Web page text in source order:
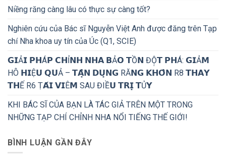
Niềng răng càng lâu có thực sự càng tốt?
Nghiên cứu của Bác sĩ Nguyễn Việt Anh được đăng trên Tạp
chí Nha khoa uy tín của Úc (Q1, SCIE)
𝗚𝗜Ả𝗜 𝗣𝗛Á𝗣 𝗖𝗛Ỉ𝗡𝗛 𝗡𝗛𝗔 𝗕Ả𝗢 𝗧Ồ𝗡 ĐỘ̣𝗧 𝗣𝗛Á: 𝗚𝗜Ả𝗠
HÔ 𝗛𝗜Ệ𝗨 𝗤𝗨Ả – 𝗧𝗔̣̂𝗡 𝗗𝗨̣𝗡𝗚 RĂ𝗡𝗚 𝗞𝗛𝗢̂𝗡 R8 𝗧𝗛𝗔𝗬
𝗧𝗛Ế R6 Ṭ𝗔́𝗜 𝗩𝗜Ê𝗠 SAU ĐIỀ𝗨 𝗧𝗥𝗜̣ 𝗧Ủ𝗬
KHI BÁC SĨ CỦA BẠN LÀ TÁC GIẢ TRÊN MỘT TRONG
NHỮNG TẠP CHÍ CHỈNH NHA NỔI TIẾNG THẾ GIỚI!
BÌNH LUẬN GẦN ĐÂY